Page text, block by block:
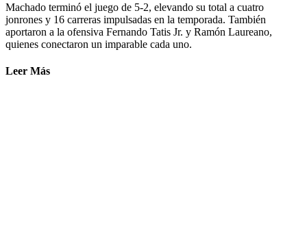
Machado terminó el juego de 5-2, elevando su total a cuatro
jonrones y 16 carreras impulsadas en la temporada. También
aportaron a la ofensiva Fernando Tatis Jr. y Ramón Laureano,
quienes conectaron un imparable cada uno.
Leer Más